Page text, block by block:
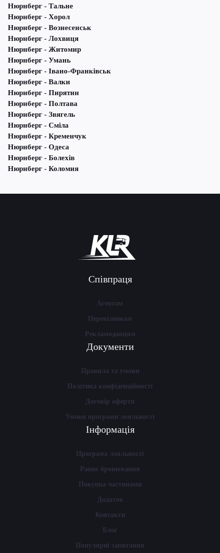
Нюрнберг - Тальне
Нюрнберг - Хорол
Нюрнберг - Вознесенськ
Нюрнберг - Лохвиця
Нюрнберг - Житомир
Нюрнберг - Умань
Нюрнберг - Івано-Франківськ
Нюрнберг - Валки
Нюрнберг - Пирятин
Нюрнберг - Полтава
Нюрнберг - Звягель
Нюрнберг - Сміла
Нюрнберг - Кременчук
Нюрнберг - Одеса
Нюрнберг - Болехів
Нюрнберг - Коломия
Співпраця
Агентам
Перевізникам
Рекламодавцям
Документи
Правила та умови
Політика конфіденційності
Договір оферти
Умови програми лояльності
Інформація
Програма лояльності
Раннє бронювання
Покупка частинами
Додаток
Контакти
Блог
Популярні запитання